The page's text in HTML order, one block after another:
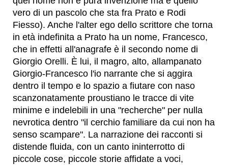
vero di un pascolo che sta fra Prato e Rodi
Fiesso). Anche l'alter ego dello scrittore che torna
in età indefinita a Prato ha un nome, Francesco,
che in effetti all'anagrafe è il secondo nome di
Giorgio Orelli. È lui, il magro, alto, allampanato
Giorgio-Francesco l'io narrante che si aggira
dentro il tempo e lo spazio a fiutare con naso
scanzonatamente proustiano le tracce di vite
minime e indelebili in una "recherche" per nulla
nevrotica dentro "il cerchio familiare da cui non ha
senso scampare". La narrazione dei racconti si
distende fluida, con un canto ininterrotto di
piccole cose, piccole storie affidate a voci,